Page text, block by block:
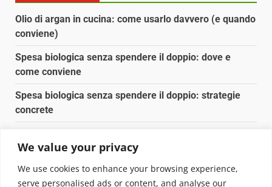
We value your privacy
We use cookies to enhance your browsing experience,
serve personalised ads or content, and analyse our
Olio di argan in cucina: come usarlo davvero (e quando
conviene)
Spesa biologica senza spendere il doppio: dove e
come conviene
Spesa biologica senza spendere il doppio: strategie
concrete
Pulizia naturale della casa: 3 ingredienti che
sostituiscono 10 prodotti chimici